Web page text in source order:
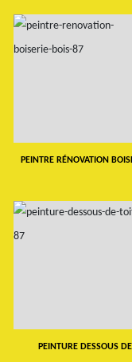
PEINTRE RÉNOVATION
PEINTURE DESSOUS